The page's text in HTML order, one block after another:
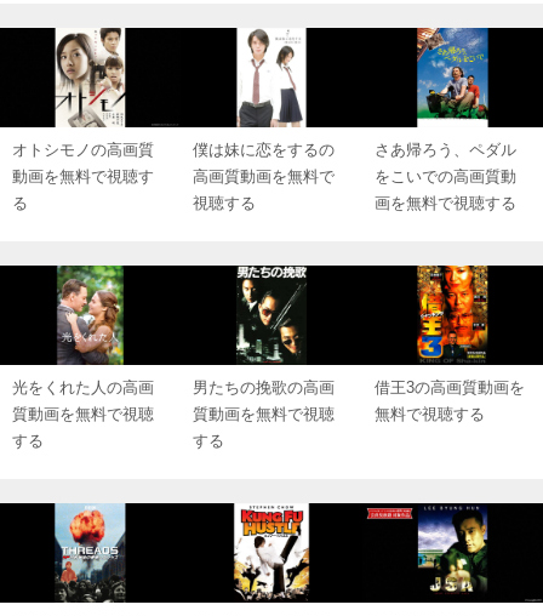
オトシモノの高画質
動画を無料で視聴す
る
僕は妹に恋をするの
高画質動画を無料で
視聴する
さあ帰ろう、ペダル
をこいでの高画質動
画を無料で視聴する
光をくれた人の高画
質動画を無料で視聴
する
男たちの挽歌の高画
質動画を無料で視聴
する
借王3の高画質動画を
無料で視聴する